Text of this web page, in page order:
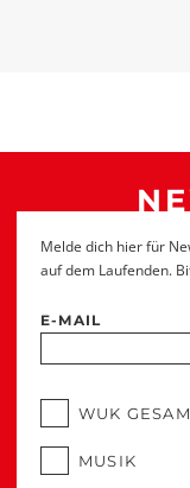
Melde dich hier für
auf dem Laufenden.
E-MAIL
WUK
MUSIK